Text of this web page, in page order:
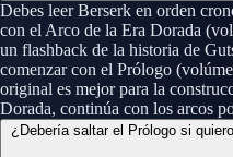
Debes leer Berserk en orden
con el Arco de la Era Dorada
un flashback de la historia de
comenzar con el Prólogo
original es mejor para la
Dorada, continúa con los arcos
¿Debería saltar el Prólogo si